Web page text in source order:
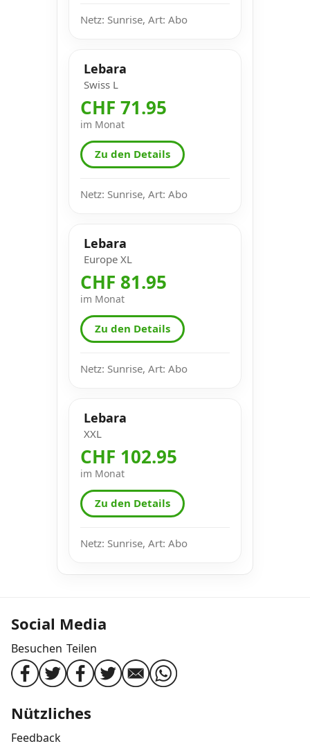
Netz: Sunrise, Art: Abo
Lebara
Swiss L
CHF 71.95
im Monat
Zu den Details
Netz: Sunrise, Art: Abo
Lebara
Europe XL
CHF 81.95
im Monat
Zu den Details
Netz: Sunrise, Art: Abo
Lebara
XXL
CHF 102.95
im Monat
Zu den Details
Netz: Sunrise, Art: Abo
Social Media
Besuchen Teilen
Nützliches
Feedback